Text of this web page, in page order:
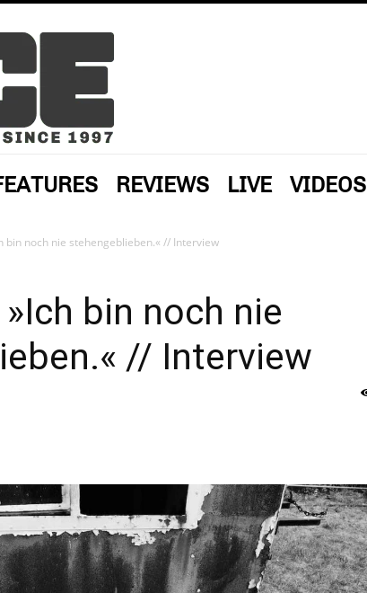
REVIEWS LIVE VIDEOS
bin noch nie stehengeblieben.« // Interview
bin noch nie
// Interview